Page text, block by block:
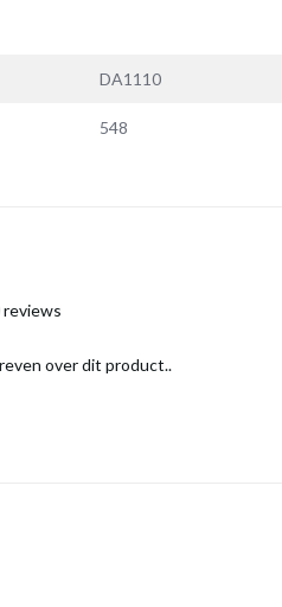
DA1110
548
reviews
over dit product..